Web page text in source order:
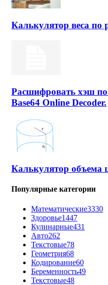
Калькулятор веса по
Расшифровать хэш
Base64 Online Decoder.
Калькулятор объема
Популярные категории
Математические3330
Здоровье1447
Кулинарные431
Авто262
Текстовые78
Геометрия68
Кодирование60
Беременность49
Текстовые48